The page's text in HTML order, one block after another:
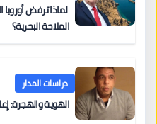
لماذا ترفض
الملاحة البحرية؟
دراسات المدار
الهوية والهجرة: